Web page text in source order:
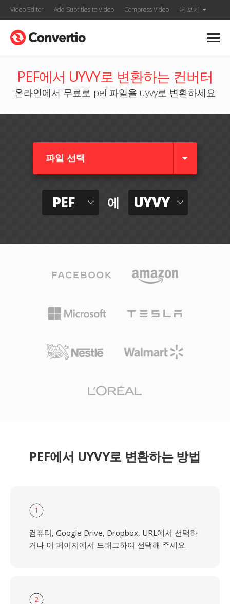
Video Editor Add Subtitles to Video Compress Video 더 보기
PEF에서 UYVY로 변환하는 컨버터
온라인에서 무료로 pef 파일을 uyvy로 변환하세요
파일 선택
PEF 에 UYVY
PEF에서 UYVY로 변환하는 방법
1
컴퓨터, Google Drive, Dropbox, URL에서 선택하
거나 이 페이지에서 드래그하여 선택해 주세요.
2